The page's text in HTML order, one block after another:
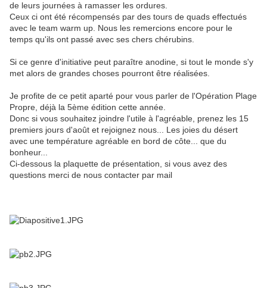
de leurs journées à ramasser les ordures.
Ceux ci ont été récompensés par des tours de quads effectués
avec le team warm up. Nous les remercions encore pour le
temps qu'ils ont passé avec ses chers chérubins.
Si ce genre d'initiative peut paraître anodine, si tout le monde s'y
met alors de grandes choses pourront être réalisées.
Je profite de ce petit aparté pour vous parler de l'Opération Plage
Propre, déjà la 5ème édition cette année.
Donc si vous souhaitez joindre l'utile à l'agréable, prenez les 15
premiers jours d'août et rejoignez nous... Les joies du désert
avec une température agréable en bord de côte... que du
bonheur...
Ci-dessous la plaquette de présentation, si vous avez des
questions merci de nous contacter par mail